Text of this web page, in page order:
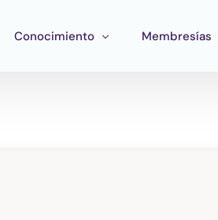
Conocimiento Membresías